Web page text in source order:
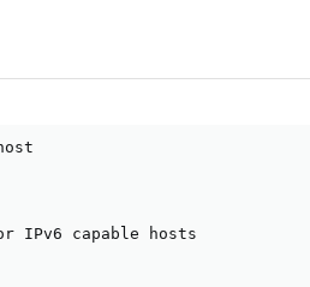
IPv6 capable hosts